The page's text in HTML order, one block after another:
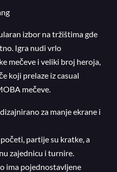
izbor na tržištima gde
Igra nudi vrlo
mečeve i veliki broj heroja,
koji prelaze iz casual
mečeve.
za manje ekrane i
partije su kratke, a
zajednicu i turnire.
ima pojednostavljene